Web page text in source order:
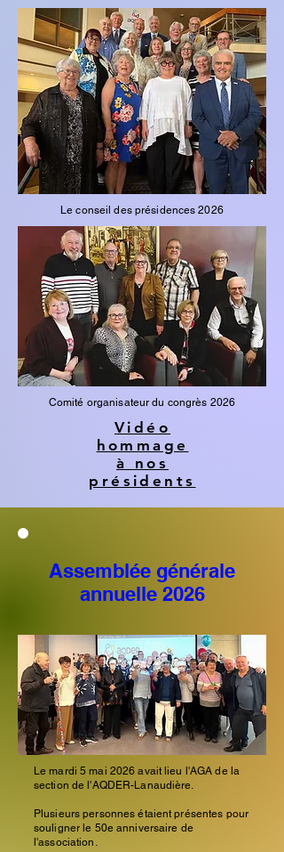
Le conseil des présidences 2026
Comité organisateur du congrès 2026
Vidéo
hommage
à nos
présidents
Assemblée générale
annuelle 2026
Le mardi 5 mai 2026 avait lieu l'AGA de la
section de l'AQDER-Lanaudière.
Plusieurs personnes étaient présentes pour
souligner le 50e anniversaire de
l'association.